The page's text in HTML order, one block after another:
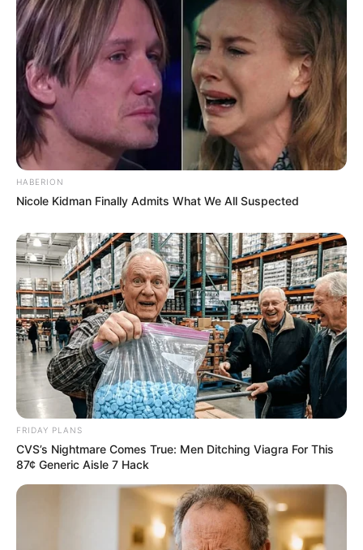
HABERION
Nicole Kidman Finally Admits What We All Suspected
FRIDAY PLANS
CVS’s Nightmare Comes True: Men Ditching Viagra For This
87¢ Generic Aisle 7 Hack